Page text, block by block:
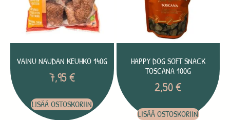
VAINU NAUDAN KEUHKO 140G
7,95€
LISÄÄ OSTOSKORIIN
HAPPY DOG SOFT SNACK
TOSCANA 100G
2,50€
LISÄÄ OSTOSKORIIN